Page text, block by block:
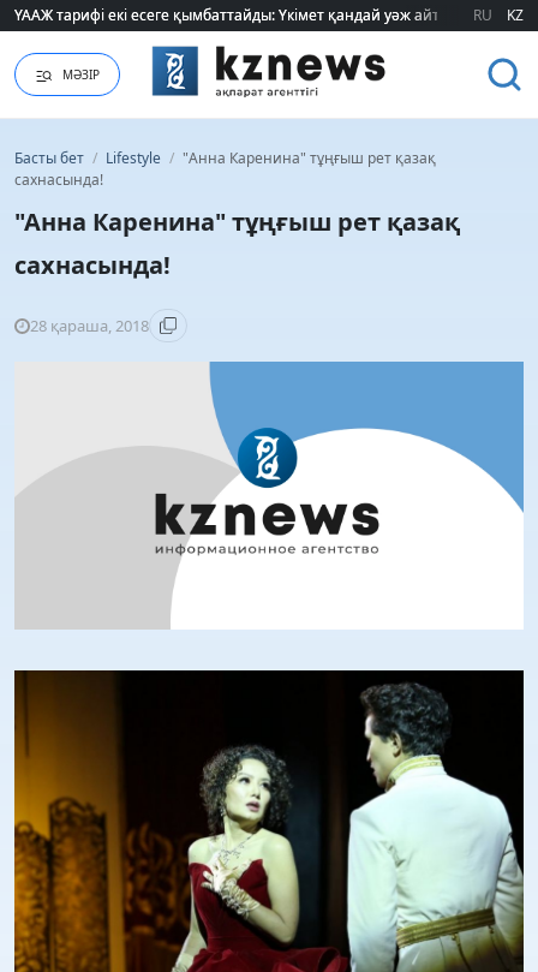
ҮААЖ тарифі екі есеге қымбаттайды: Үкімет қандай уәж айтады?
ҮААЖ тарифі екі есеге қымбаттайды: Үкімет қандай уәж айтады? RU KZ
МӘЗІР
Басты бет / Lifestyle / "Анна Каренина" тұңғыш рет қазақ
сахнасында!
"Анна Каренина" тұңғыш рет қазақ
сахнасында!
28 қараша, 2018